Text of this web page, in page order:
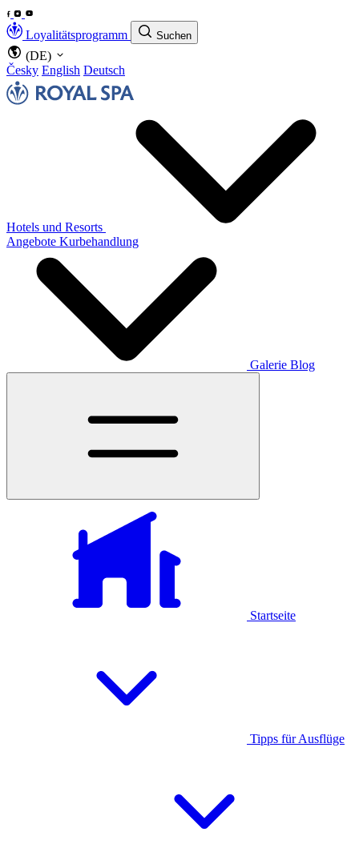
Loyalitätsprogramm Suchen
(DE)
Česky English Deutsch
Hotels und Resorts
Angebote Kurbehandlung
Galerie Blog
Startseite
Tipps für Ausflüge